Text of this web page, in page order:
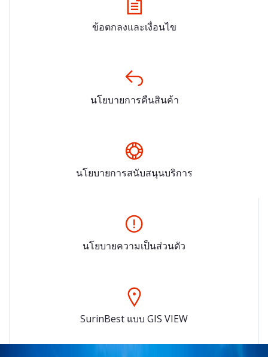
ข้อตกลงและเงื่อนไข
นโยบายการคืนสินค้า
นโยบายการสนับสนุนบริการ
นโยบายความเป็นส่วนตัว
SurinBest แบบ GIS VIEW